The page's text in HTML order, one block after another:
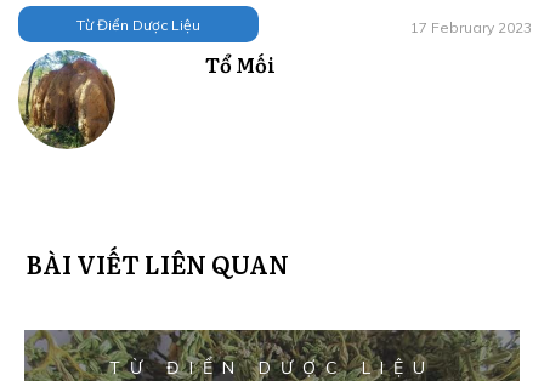
Từ Điển Dược Liệu 17 February 2023
Tổ Mối
BÀI VIẾT LIÊN QUAN
TỪ ĐIỂN DƯỢC LIỆU